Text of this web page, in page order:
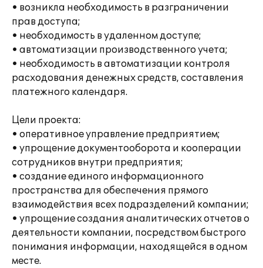
• возникла необходимость в разграничении
прав доступа;
• необходимость в удаленном доступе;
• автоматизации производственного учета;
• необходимость в автоматизации контроля
расходования денежных средств, составления
платежного календаря.
Цели проекта:
• оперативное управление предприятием;
• упрощение документооборота и кооперации
сотрудников внутри предприятия;
• создание единого информационного
пространства для обеспечения прямого
взаимодействия всех подразделений компании;
• упрощение создания аналитических отчетов о
деятельности компании, посредством быстрого
понимания информации, находящейся в одном
месте.